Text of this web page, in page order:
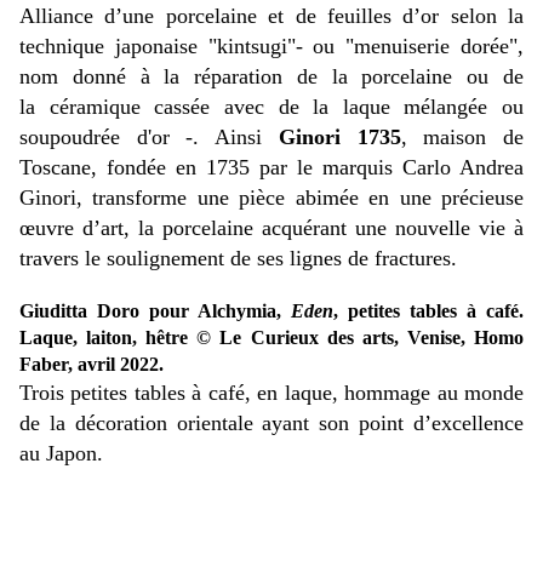
Alliance d’une porcelaine et de feuilles d’or selon la
technique japonaise "kintsugi"- ou "menuiserie dorée",
nom donné à la réparation de la porcelaine ou de
la céramique cassée avec de la laque mélangée ou
soupoudrée d'or -. Ainsi Ginori 1735, maison de
Toscane, fondée en 1735 par le marquis Carlo Andrea
Ginori, transforme une pièce abimée en une précieuse
œuvre d’art, la porcelaine acquérant une nouvelle vie à
travers le soulignement de ses lignes de fractures.
Giuditta Doro pour Alchymia, Eden, petites tables à café.
Laque, laiton, hêtre © Le Curieux des arts, Venise, Homo
Faber, avril 2022.
Trois petites tables à café, en laque, hommage au monde
de la décoration orientale ayant son point d’excellence
au Japon.